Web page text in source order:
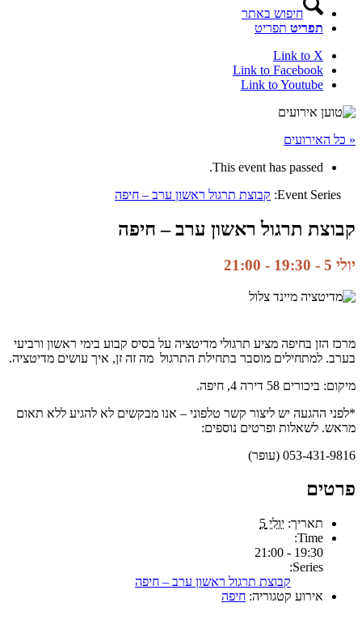
חיפוש באתר
תפריט תפריט
Link to X
Link to Facebook
Link to Youtube
« כל האירועים
This event has passed.
Event Series: קבוצת תרגול ראשון ערב – חיפה
קבוצת תרגול ראשון ערב – חיפה
יולי 5 - 19:30 -
21:00
מרכז הזן בחיפה מציע תרגולי מדיטציה על בסיס קבוע בימי ראשון ורביעי
בערב. למתחילים מוסבר בתחילת התרגול מה זה זן, איך עושים מדיטציה.
מיקום: ביכורים 58 דירה 4, חיפה.
*לפני ההגעה יש ליצור קשר טלפוני – אנו מבקשים לא להגיע ללא תאום
מראש. לשאלות ופרטים נוספים:
053-431-9816 (עופר)
פרטים
תאריך: יולי 5
Time:
19:30 - 21:00
Series:
קבוצת תרגול ראשון ערב – חיפה
אירוע קטגוריה: חיפה